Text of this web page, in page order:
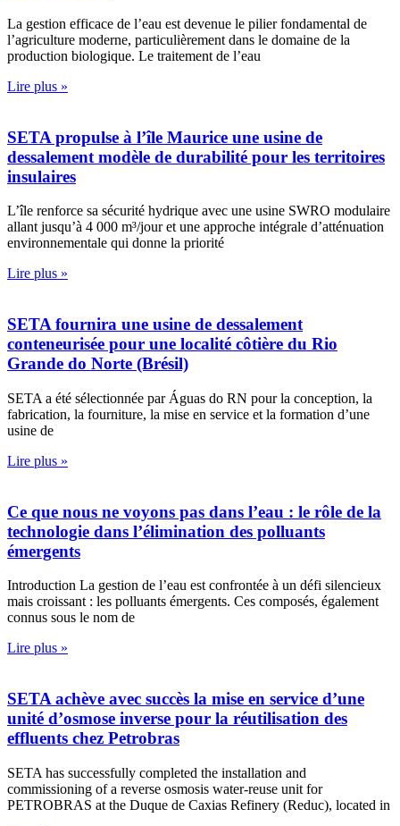
La gestion efficace de l’eau est devenue le pilier fondamental de
l’agriculture moderne, particulièrement dans le domaine de la
production biologique. Le traitement de l’eau
Lire plus »
SETA propulse à l’île Maurice une usine de
dessalement modèle de durabilité pour les territoires
insulaires
L’île renforce sa sécurité hydrique avec une usine SWRO modulaire
allant jusqu’à 4 000 m³/jour et une approche intégrale d’atténuation
environnementale qui donne la priorité
Lire plus »
SETA fournira une usine de dessalement
conteneurisée pour une localité côtière du Rio
Grande do Norte (Brésil)
SETA a été sélectionnée par Águas do RN pour la conception, la
fabrication, la fourniture, la mise en service et la formation d’une
usine de
Lire plus »
Ce que nous ne voyons pas dans l’eau : le rôle de la
technologie dans l’élimination des polluants
émergents
Introduction La gestion de l’eau est confrontée à un défi silencieux
mais croissant : les polluants émergents. Ces composés, également
connus sous le nom de
Lire plus »
SETA achève avec succès la mise en service d’une
unité d’osmose inverse pour la réutilisation des
effluents chez Petrobras
SETA has successfully completed the installation and
commissioning of a reverse osmosis water-reuse unit for
PETROBRAS at the Duque de Caxias Refinery (Reduc), located in